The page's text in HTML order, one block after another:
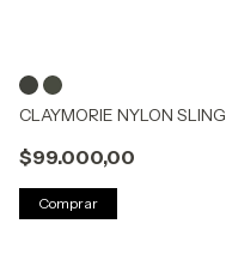
CLAYMORIE NYLON SLING
$99.000,00
Comprar